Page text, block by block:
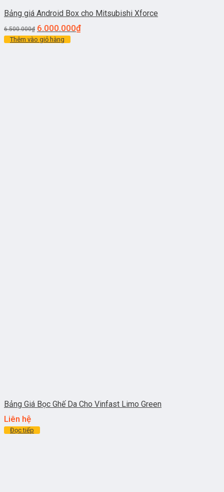
Bảng giá Android Box cho Mitsubishi Xforce
6.500.000₫ 6.000.000₫
Thêm vào giỏ hàng
Bảng Giá Bọc Ghế Da Cho Vinfast Limo Green
Liên hệ
Đọc tiếp